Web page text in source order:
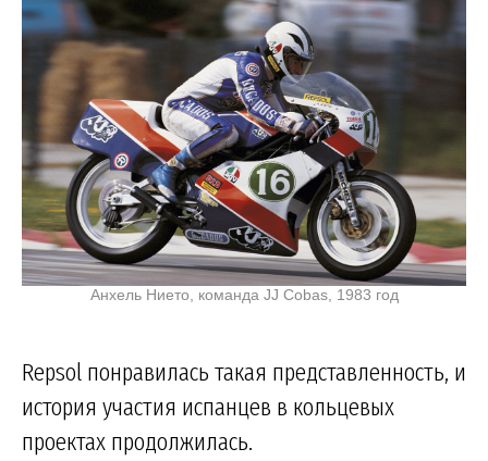
Анхель Нието, команда JJ Cobas, 1983 год
Repsol понравилась такая представленность, и
история участия испанцев в кольцевых
проектах продолжилась.